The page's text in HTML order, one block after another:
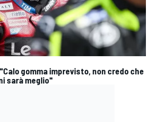
gomma imprevisto, non credo che
sarà meglio"